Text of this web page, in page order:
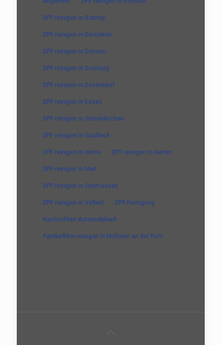
DPF reinigen in Bottrop
DPF reinigen in Dinslaken
DPF reinigen in Dorsten
DPF reinigen in Duisburg
DPF reinigen in Düsseldorf
DPF reinigen in Essen
DPF reinigen in Gelsenkirchen
DPF reinigen in Gladbeck
DPF reinigen in Herne DPF reinigen in Herten
DPF reinigen in Marl
DPF reinigen in Oberhausen
DPF reinigen in Velbert DPF Reinigung
Nachrichten Automobilwelt
Partikelfilter reinigen in Mülheim an der Ruhr